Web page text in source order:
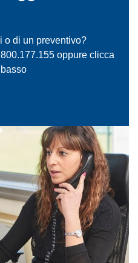
o di un preventivo?
oppure clicca